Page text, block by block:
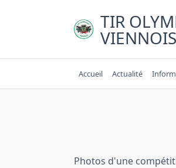
TIR
VIENNOIS
Accueil Actualité
Photos d'une